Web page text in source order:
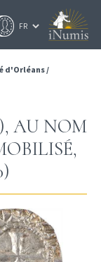
d'Orléans/
AU NOM